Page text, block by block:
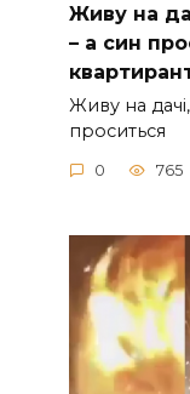
Живу на
– а син
Живу на
проситься
0 765